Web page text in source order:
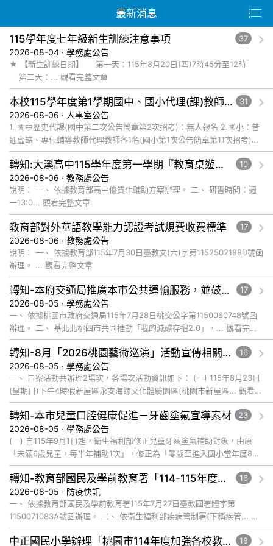
最新消息
115學年度七年級新生訓練注意事項 37
2026-08-04 · 學務處公告
★ 【新生訓練日期】 第一天：115年8月20日(四)7時45分至12時
第二天：... 觀看完整文章
本校115學年度第1學期國中、國小代理(課)教師115年8月6日甄選結果 31
2026-08-06 · 人事室公告
1. 國中歷史代課(國中第二次公告簡章第2次招考)：無人報名 2.國小：普
通虛缺、專任輔導教師代理教師各1名(國小第1次公告簡章第11次招考)：
無人報名 3.國小：體育代課教師1名(國小第... 觀看完整文章
轉知:大溪高中115學年度第一學期『教育桌遊及數位遊戲發展教師社群』辦理教師增能研習系列工作坊,請老師踴躍參加 10
2026-08-06 · 教務處公告
說明： 一、 依據教育部高中優質化輔助方案辦理。 二、 研習時間：週
一13:0... 觀看完整文章
教育部對外華語教學能力認證考試規費收費標準 17
2026-08-06 · 教務處公告
說明： 一、 依據教育部115年7月30日臺教文(六)字第1152502188D號函
辦理。 ... 觀看完整文章
轉知-本府交通局推廣本市公共運輸服務，並鼓勵所屬員工、師生及家長參與基北北桃「我的減碳存摺2.0」全民運動 17
2026-08-05 · 學務處公告
一、 依據桃園市政府交通局115年7月28日桃交公字第1150060748號函
辦理。 二、 基北北桃四市共同推動「我的減碳存摺2.0」，... 觀看完整
文章
轉知-8月「2026桃園藝術巡演」活動宣傳相關事宜 16
2026-08-05 · 學務處公告
一、 旨案活動共辦理2場次，各場次活動資訊如下： (一) 115年8月23日
(星期日)下午4時假新屋區永安海螺文化體驗園區(桃園市新屋區... 觀看完
整文章
轉知-本市兒童口腔健康促進－牙齒塗氟宣導素材 23
2026-08-05 · 學務處公告
(一) 自115年9月1日起，衛生福利部修正兒童牙齒塗氟補助對象，由原
「未滿6歲兒童，每半年補助1次」，修正為「零歲至進入國小當年度8月
31日止，每半年補助1次」。本次修正係擴大兒童牙齒塗氟服... 觀看完整
文章
轉知-教育部國民及學前教育署「114-115年度COVID-19疫苗接種計畫」公費接種對象擴大為「滿6個月以上尚未接種之民眾」措施，延長至115年9月28日止 16
2026-08-05 · 防疫快訊
一、 依據教育部國民及學前教育署115年7月27日臺教國署體字第
1150071083A號函辦理。 二、 依衛生福利部疾病管制署(下稱疾管... 觀
看完整文章
中正國民小學辦理「桃園市114年度加強各校教職員及家長特教知能研習」 18